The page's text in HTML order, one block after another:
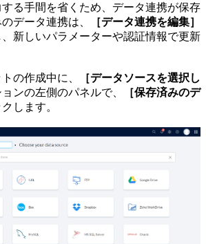
る手間を省くため、データ連携が保存
データ連携は、
［データ連携を編集］
新しいパラメーターや認証情報で更新
の作成中に、
［データソースを選択し
ンの左側のパネルで、
［保存済みのデ
します。